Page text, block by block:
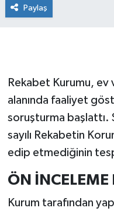
Paylaş
Rekabet Kurumu, ev
alanında faaliyet
soruşturma başlattı.
sayılı Rekabetin
edip etmediğinin
ÖN İNCELEME
Kurum tarafından